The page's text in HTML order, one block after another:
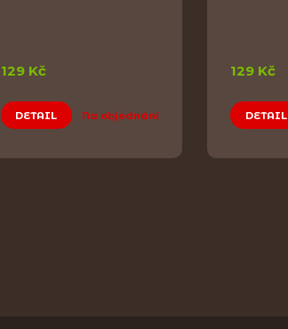
129 Kč
DETAIL Na objednání
129 Kč
DETAIL